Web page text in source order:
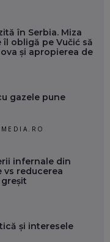
în Serbia. Miza
obligă pe Vučić să
și apropierea de
gazele pune
infernale din
vs reducerea
și interesele